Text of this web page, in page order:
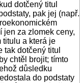
dotčený titul
pak jej (např.
jen za zlomek ceny,
titulu a která je
dotčený titul
chtěl brojit; tímto
důsledku
do podstaty